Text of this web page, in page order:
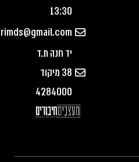
13:30
יד חנה ת.ד
38 מיקוד
4284000